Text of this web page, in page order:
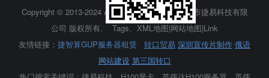
Copyright © 2013-2024 All Rights Reserved.深圳市捷易科技有限
公司 版权所有. Tags XML地图|网站地图|Link
友情链接： 捷智算GUP服务器租赁 转口贸易 深圳宣传片制作 俄语
网站建设 第三国转口